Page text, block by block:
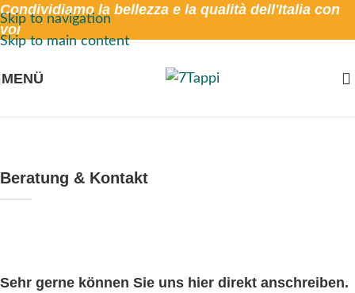
Skip to navigation
Skip to main content
Condividiamo la bellezza e la qualità dell'Italia con
voi
MENÜ
Beratung & Kontakt
Sehr gerne können Sie uns hier direkt anschreiben.